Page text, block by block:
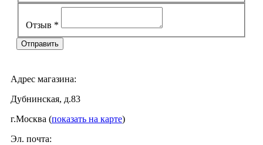
Отзыв *
Адрес магазина:
Дубнинская, д.83
г.Москва (показать на карте)
Эл. почта: